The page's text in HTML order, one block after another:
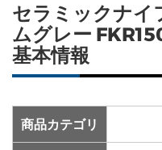
セラミックナイ
ムグレー
基本情報
商品カテゴリ